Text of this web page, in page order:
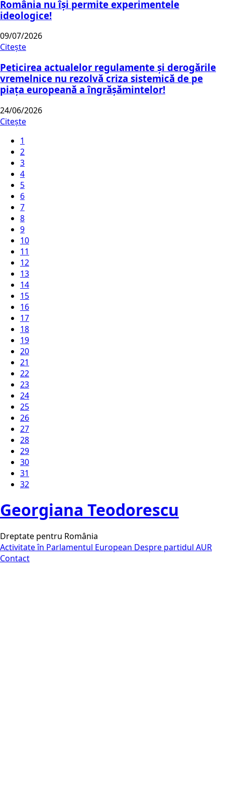
România nu își permite experimentele
ideologice!
09/07/2026
Citește
Peticirea actualelor regulamente și derogările
vremelnice nu rezolvă criza sistemică de pe
piața europeană a îngrășămintelor!
24/06/2026
Citește
1
2
3
4
5
6
7
8
9
10
11
12
13
14
15
16
17
18
19
20
21
22
23
24
25
26
27
28
29
30
31
32
Georgiana Teodorescu
Dreptate pentru România
Activitate în Parlamentul European Despre partidul AUR
Contact